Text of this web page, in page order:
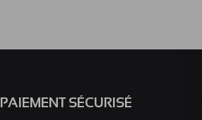
PAIEMENT SÉCURISÉ